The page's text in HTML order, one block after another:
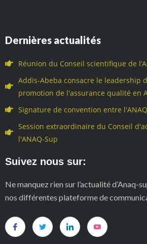
Dernières actualités
Réunion du Conseil scientifique de
Addis-Abeba consacre le leadership
promotion de l'assurance qualité en
Signature de convention entre
Session extraordinaire du Conseil
l'ANAQ-Sup
Suivez nous sur:
Ne manquez rien sur l’actualité d’Anaq-
nos différentes plateforme de